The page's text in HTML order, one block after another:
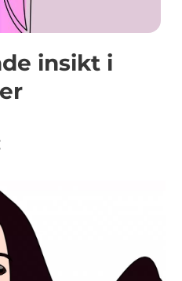
insikt i